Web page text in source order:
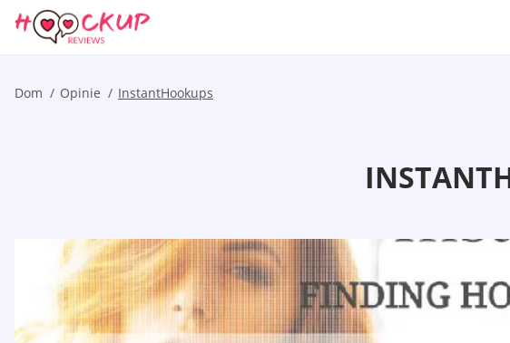
Dom Opinie InstantHookups